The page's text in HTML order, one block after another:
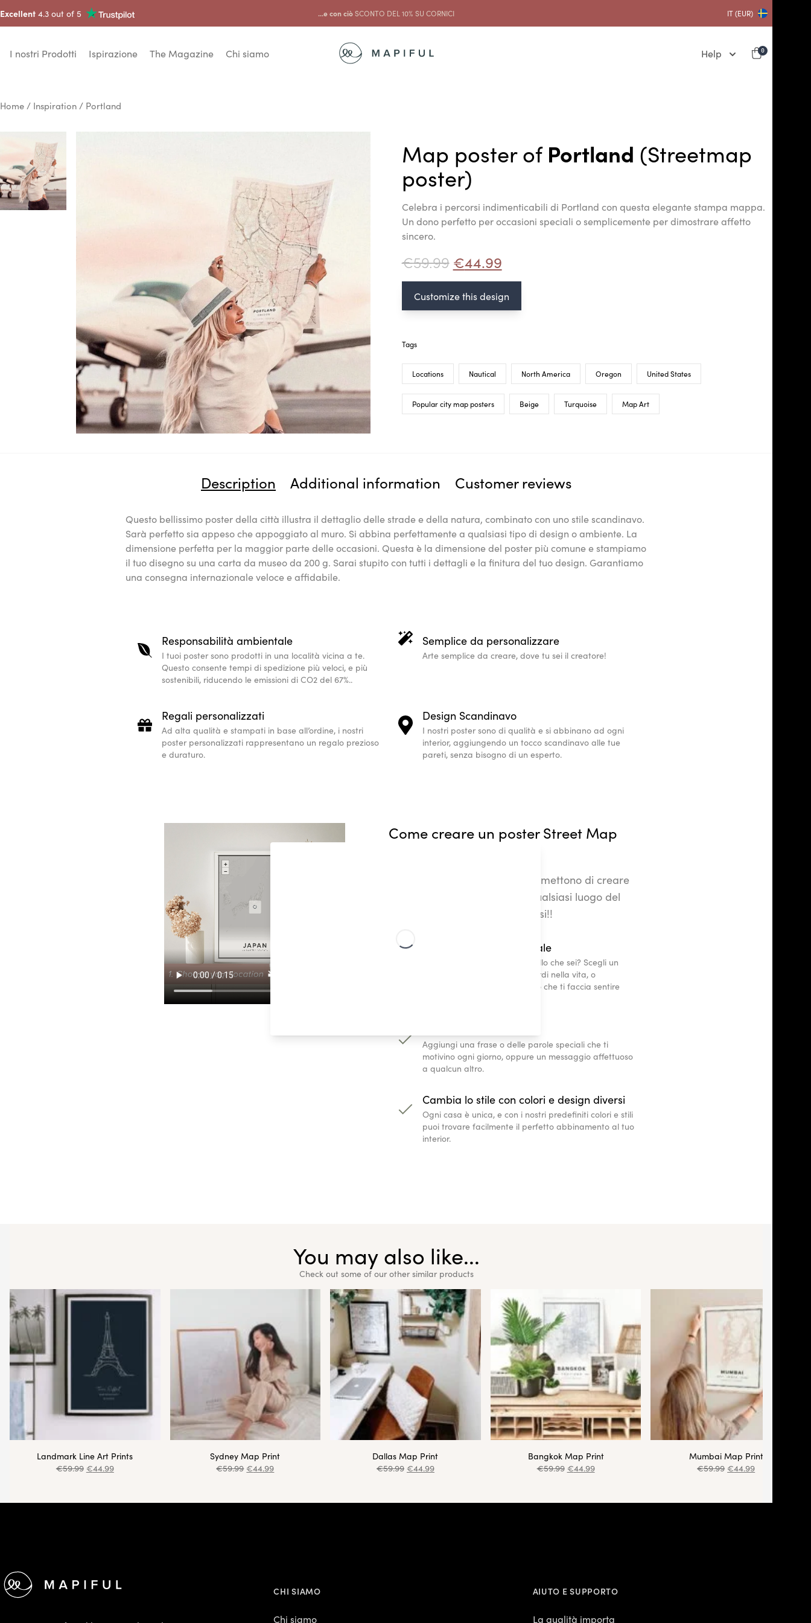
Excellent 4.3 out of 5 ...e con ciòSCONTO DEL 10% SU CORNICI IT (EUR)
I nostri Prodotti Ispirazione The Magazine Chi siamo Help 0
Home / Inspiration / Portland
Map poster ofPortland (Streetmap
poster)
Celebra i percorsi indimenticabili di Portland con questa elegante stampa mappa.
Un dono perfetto per occasioni speciali o semplicemente per dimostrare affetto
sincero.
€59.99 €44.99
Customize this design
Tags
Locations Nautical North America Oregon United States
Popular city map posters Beige Turquoise Map Art
Description Additional information Customer reviews
Questo bellissimo poster della città illustra il dettaglio delle strade e della natura, combinato con uno stile scandinavo.
Sarà perfetto sia appeso che appoggiato al muro. Si abbina perfettamente a qualsiasi tipo di design o ambiente. La
dimensione perfetta per la maggior parte delle occasioni. Questa è la dimensione del poster più comune e stampiamo
il tuo disegno su una carta da museo da 200 g. Sarai stupito con tutti i dettagli e la finitura del tuo design. Garantiamo
una consegna internazionale veloce e affidabile.
Responsabilità ambientale
I tuoi poster sono prodotti in una località vicina a te.
Questo consente tempi di spedizione più veloci, e più
sostenibili, riducendo le emissioni di CO2 del 67%..
Semplice da personalizzare
Arte semplice da creare, dove tu sei il creatore!
Regali personalizzati
Ad alta qualità e stampati in base all’ordine, i nostri
poster personalizzati rappresentano un regalo prezioso
e duraturo.
Design Scandinavo
I nostri poster sono di qualità e si abbinano ad ogni
interior, aggiungendo un tocco scandinavo alle tue
pareti, senza bisogno di un esperto.
Come creare un poster Street Map
I nostri poster Streetmap ti permettono di creare
facilmente mappe uniche di qualsiasi luogo del
mondo, in pochi e semplici passi!!
Scegli il tuo luogo speciale
Quali luoghi ti hanno reso quello che sei? Scegli un
luogo connesso ai tuoi traguardi nella vita, o
semplicemente qualsiasi luogo che ti faccia sentire
Aggiungi una frase o delle parole speciali che ti
motivino ogni giorno, oppure un messaggio affettuoso
a qualcun altro.
Cambia lo stile con colori e design diversi
Ogni casa è unica, e con i nostri predefiniti colori e stili
puoi trovare facilmente il perfetto abbinamento al tuo
interior.
You may also like...
Check out some of our other similar products
Landmark Line Art Prints
€59.99 €44.99
Sydney Map Print
€59.99 €44.99
Dallas Map Print
€59.99 €44.99
Bangkok Map Print
€59.99 €44.99
Mumbai Map Print
€59.99 €44.99
CHI SIAMO
Chi siamo
AIUTO E SUPPORTO
La qualità importa